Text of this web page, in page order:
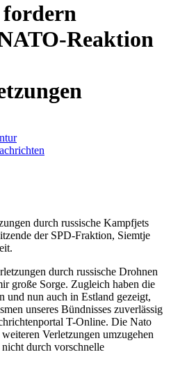
Reaktion
durch russische Kampfjets
der SPD-Fraktion, Siemtje
durch russische Drohnen
große Sorge. Zugleich haben die
und nun auch in Estland gezeigt,
unseres Bündnisses zuverlässig
T-Online. Die Nato
Verletzungen umzugehen
nicht durch vorschnelle